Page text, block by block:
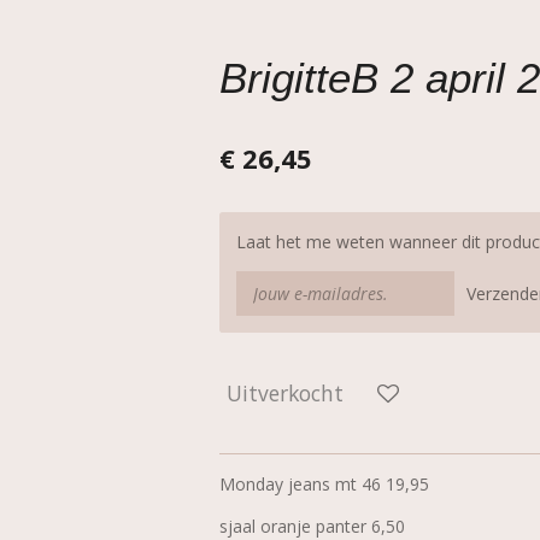
BrigitteB 2 april
€ 26,45
Laat het me weten wanneer dit
Uitverkocht
Monday jeans mt 46 19,95
sjaal oranje panter 6,50